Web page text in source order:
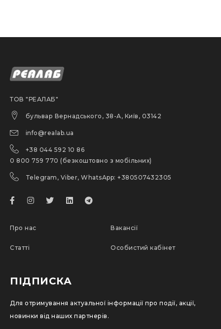
ТОВ "РЕАЛАБ"
бульвар Вернадського, 38-А, Київ, 03142
info@realab.ua
+38 044 592 10 86
0 800 759 770 (безкоштовно з мобільних)
Telegram, Viber, WhatsApp: +380507432305
Про нас Вакансії
Статті Особистий кабінет
ПІДПИСКА
Для отримування актуальної інформації про події, акції,
новинки від наших партнерів.